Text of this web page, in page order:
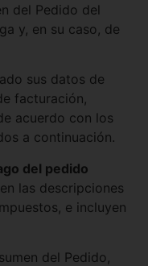
del Pedido del
y, en su caso, de
sus datos de
facturación,
acuerdo con los
a continuación.
del pedido
las descripciones
e incluyen
del Pedido,